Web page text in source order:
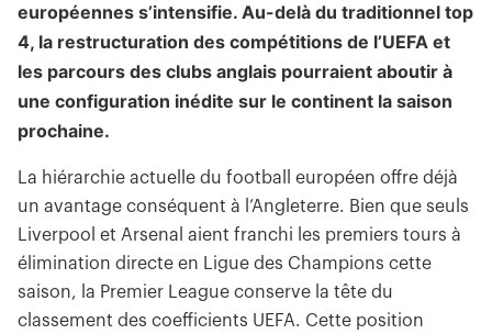
européennes s’intensifie. Au-delà du traditionnel top
4, la restructuration des compétitions de l’UEFA et
les parcours des clubs anglais pourraient aboutir à
une configuration inédite sur le continent la saison
prochaine.
La hiérarchie actuelle du football européen offre déjà
un avantage conséquent à l’Angleterre. Bien que seuls
Liverpool et Arsenal aient franchi les premiers tours à
élimination directe en Ligue des Champions cette
saison, la Premier League conserve la tête du
classement des coefficients UEFA. Cette position